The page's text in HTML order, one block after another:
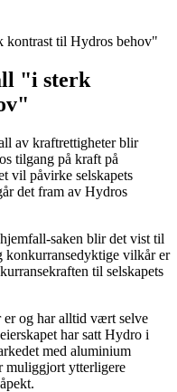
kontrast til Hydros behov"
"i sterk
av kraftrettigheter blir
tilgang på kraft på
vil påvirke selskapets
det fram av Hydros
saken blir det vist til
konkurransedyktige vilkår er
til selskapets
er og har alltid vært selve
har satt Hydro i
med aluminium
muliggjort ytterligere